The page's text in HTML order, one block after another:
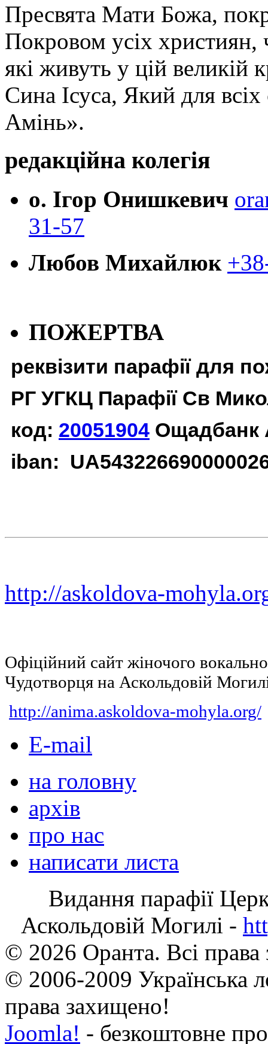
Пресвята Мати Божа,
Покровом усіх християн,
які живуть у цій великій
Сина Ісуса, Який для
Амінь».
редакційна колегія
о. Ігор Онишкевич
31-57
Любов Михайлюк
ПОЖЕРТВА
реквізити парафії для
РГ УГКЦ Парафії Св
код: 20051904 Ощадбанк
iban:
http://askoldova-
Офіційний сайт жіночого
Чудотворця на Аскольдовій
http://anima.askoldova-mohyla.org/
E-mail
на головну
архів
про нас
написати листа
Видання парафії
Аскольдовій Могилі -
© 2026 Оранта. Всі
© 2006-2009 Українська
права захищено!
Joomla! - безкоштовне